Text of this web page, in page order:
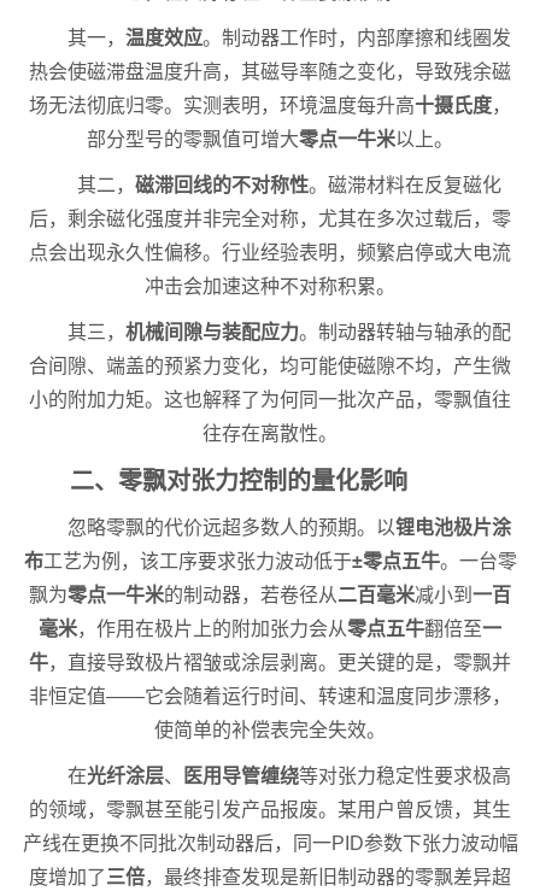
其一， 温度效应。制动器工作时，内部摩擦和线圈发
热会使磁滞盘温度升高，其磁导率随之变化，导致残余磁
场无法彻底归零。实测表明，环境温度每升高十摄氏度，
部分型号的零飘值可增大零点一牛米以上。
其二， 磁滞回线的不对称性。磁滞材料在反复磁化
后，剩余磁化强度并非完全对称，尤其在多次过载后，零
点会出现永久性偏移。行业经验表明，频繁启停或大电流
冲击会加速这种不对称积累。
其三， 机械间隙与装配应力。制动器转轴与轴承的配
合间隙、端盖的预紧力变化，均可能使磁隙不均，产生微
小的附加力矩。这也解释了为何同一批次产品，零飘值往
往存在离散性。
二、零飘对张力控制的量化影响
忽略零飘的代价远超多数人的预期。以锂电池极片涂
布工艺为例，该工序要求张力波动低于±零点五牛。一台零
飘为零点一牛米的制动器，若卷径从二百毫米减小到 一百
毫米，作用在极片上的附加张力会从零点五牛翻倍至一
牛，直接导致极片褶皱或涂层剥离。更关键的是，零飘并
非恒定值——它会随着运行时间、转速和温度同步漂移，
使简单的补偿表完全失效。
在光纤涂层、 医用导管缠绕等对张力稳定性要求极高
的领域，零飘甚至能引发产品报废。某用户曾反馈，其生
产线在更换不同批次制动器后，同一PID参数下张力波动幅
度增加了三倍，最终排查发现是新旧制动器的零飘差异超